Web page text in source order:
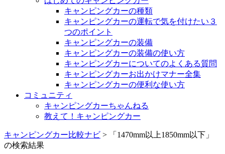
キャンピングカーの種類
キャンピングカーの運転で気を付けたい３
つのポイント
キャンピングカーの装備
キャンピングカーの装備の使い方
キャンピングカーについてのよくある質問
キャンピングカーお出かけマナー全集
キャンピングカーの便利な使い方
コミュニティ
キャンピングカーちゃんねる
教えて！キャンピングカー
キャンピングカー比較ナビ >
「1470mm以上1850mm以下」
の検索結果